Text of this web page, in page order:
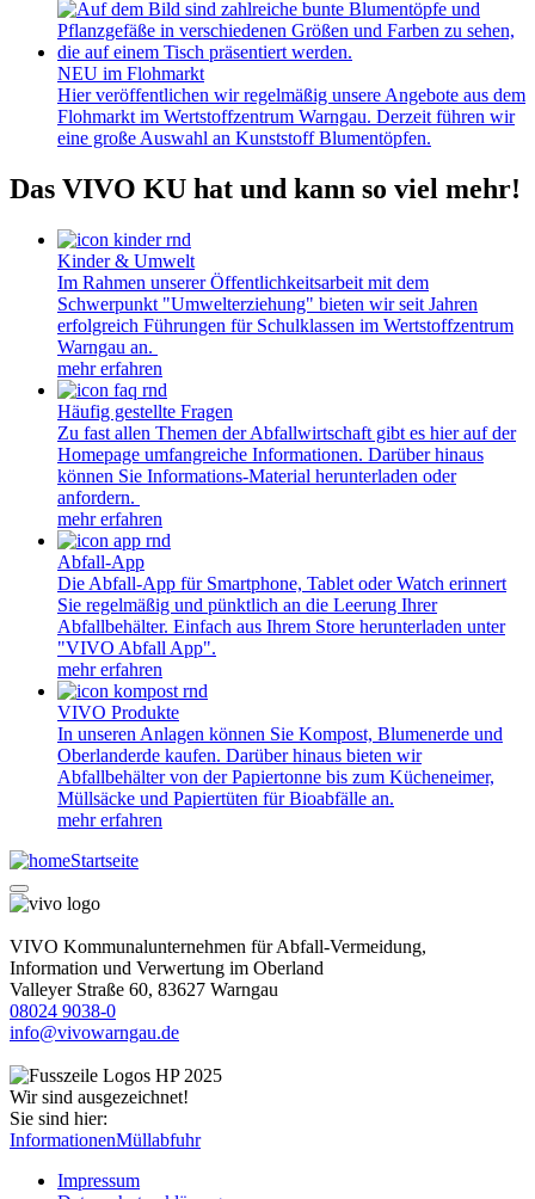
NEU im Flohmarkt
Hier veröffentlichen wir regelmäßig unsere Angebote aus dem
Flohmarkt im Wertstoffzentrum Warngau. Derzeit führen wir
eine große Auswahl an Kunststoff Blumentöpfen.
Das VIVO KU hat und kann so viel mehr!
Kinder & Umwelt
Im Rahmen unserer Öffentlichkeitsarbeit mit dem
Schwerpunkt "Umwelterziehung" bieten wir seit Jahren
erfolgreich Führungen für Schulklassen im Wertstoffzentrum
Warngau an.
mehr erfahren
Häufig gestellte Fragen
Zu fast allen Themen der Abfallwirtschaft gibt es hier auf der
Homepage umfangreiche Informationen. Darüber hinaus
können Sie Informations-Material herunterladen oder
anfordern.
mehr erfahren
Abfall-App
Die Abfall-App für Smartphone, Tablet oder Watch erinnert
Sie regelmäßig und pünktlich an die Leerung Ihrer
Abfallbehälter. Einfach aus Ihrem Store herunterladen unter
"VIVO Abfall App".
mehr erfahren
VIVO Produkte
In unseren Anlagen können Sie Kompost, Blumenerde und
Oberlanderde kaufen. Darüber hinaus bieten wir
Abfallbehälter von der Papiertonne bis zum Kücheneimer,
Müllsäcke und Papiertüten für Bioabfälle an.
mehr erfahren
Startseite
VIVO Kommunalunternehmen für Abfall-Vermeidung,
Information und Verwertung im Oberland
Valleyer Straße 60, 83627 Warngau
08024 9038-0
info@vivowarngau.de
Wir sind ausgezeichnet!
Sie sind hier:
InformationenMüllabfuhr
Impressum